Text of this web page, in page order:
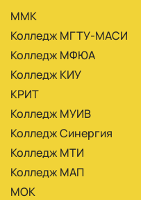
ММК
Колледж МГТУ-МАСИ
Колледж МФЮА
Колледж КИУ
КРИТ
Колледж МУИВ
Колледж Синергия
Колледж МТИ
Колледж МАП
МОК